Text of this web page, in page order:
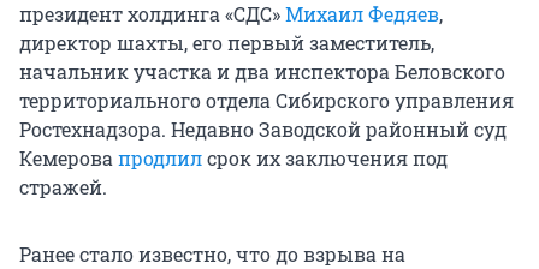
президент холдинга «СДС»Михаил Федяев,
директор шахты, его первый заместитель,
начальник участка и два инспектора Беловского
территориального отдела Сибирского управления
Ростехнадзора. Недавно Заводской районный суд
Кемеровапродлилсрок их заключения под
стражей.
Ранее стало известно, что до взрыва на